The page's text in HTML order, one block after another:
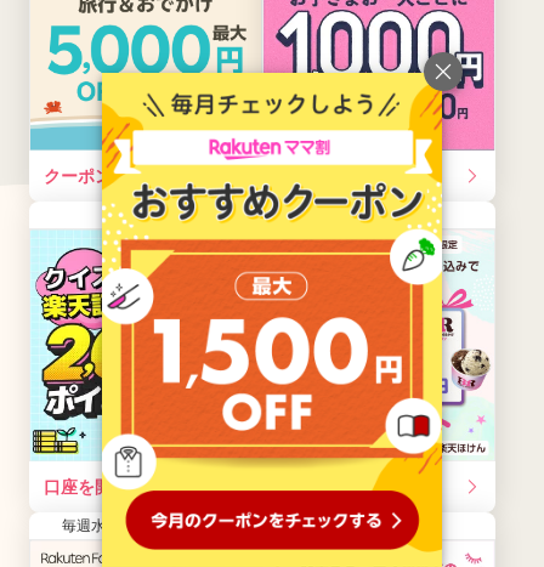
クーポンを獲得する 口座を開設する
常時開催
口座を開設する
常時開催
エントリーする
毎週水曜10:00～木曜9:59 毎月開催